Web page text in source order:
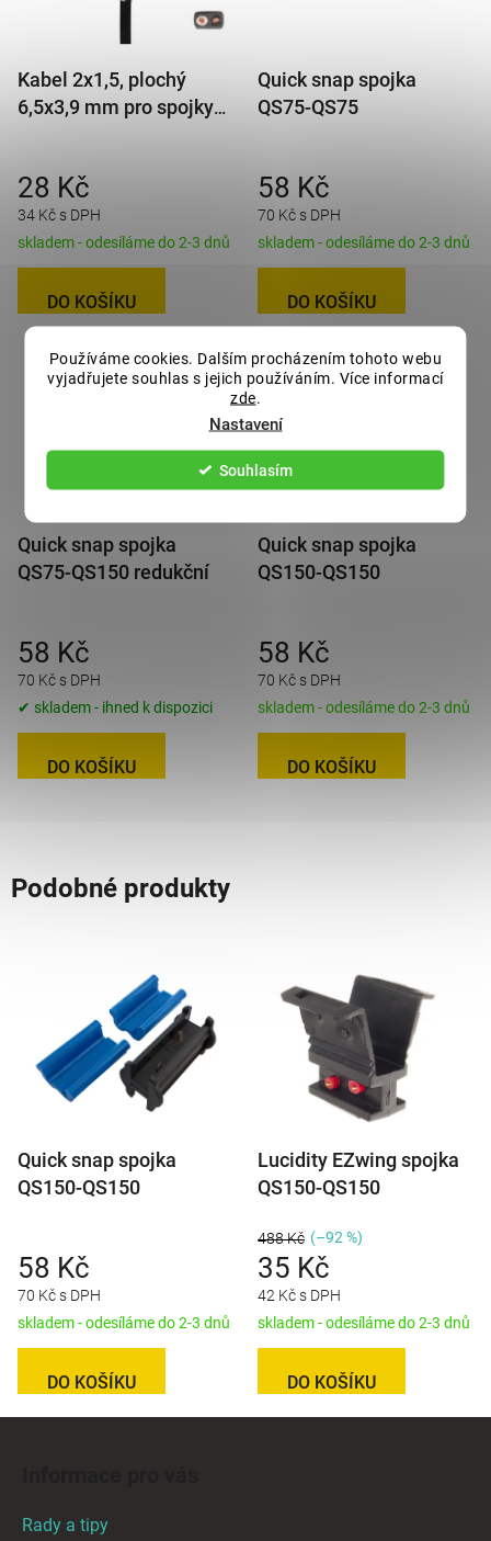
Používáme cookies. Dalším procházením tohoto webu
vyjadřujete souhlas s jejich používáním. Více informací
zde
Nastavení
Souhlasím
Kabel 2x1,5, plochý
6,5x3,9 mm pro spojky
34 Kč s DPH
28 Kč
skladem - odesíláme do 2-3 dnů
DO KOŠÍKU
Quick snap spojka
QS75-QS75
70 Kč s DPH
58 Kč
skladem - odesíláme do 2-3 dnů
DO KOŠÍKU
Quick snap spojka
QS75-QS150 redukční
70 Kč s DPH
58 Kč
✔ skladem - ihned k dispozici
DO KOŠÍKU
Quick snap spojka
QS150-QS150
70 Kč s DPH
58 Kč
skladem - odesíláme do 2-3 dnů
DO KOŠÍKU
Podobné produkty
Quick snap spojka
QS150-QS150
70 Kč s DPH
58 Kč
skladem - odesíláme do 2-3 dnů
DO KOŠÍKU
Lucidity EZwing spojka
QS150-QS150
42 Kč s DPH
35 Kč
488 Kč (–92 %)
skladem - odesíláme do 2-3 dnů
DO KOŠÍKU
Rady a tipy